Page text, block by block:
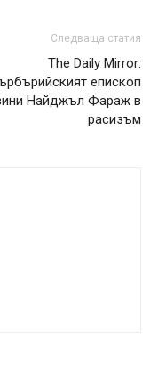
Следваща статия
The Daily Mirror:
епископ
Найджъл Фараж в
расизъм